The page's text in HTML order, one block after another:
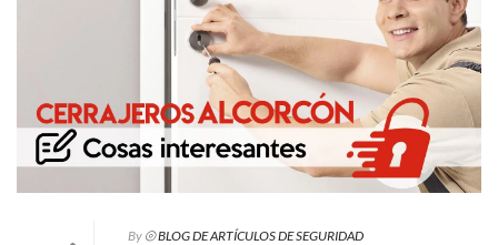
By ⦾ BLOG DE ARTÍCULOS DE SEGURIDAD